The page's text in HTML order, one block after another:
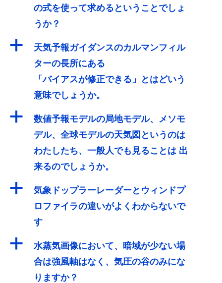
の式を使って求めるということでしょ
うか？
a
天気予報ガイダンスのカルマンフィル
ターの長所にある
「バイアスが修正できる」とはどいう
意味でしょうか。
a
数値予報モデルの局地モデル、メソモ
デル、全球モデルの天気図というのは
わたしたち、一般人でも見ることは 出
来るのでしょうか。
a
気象ドップラーレーダーとウィンドプ
ロファイラの違いがよくわからないで
す
a
水蒸気画像において、暗域が少ない場
合は強風軸はなく、気圧の谷のみにな
りますか？